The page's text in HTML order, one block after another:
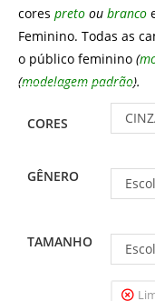
cores preto ou branco
Feminino. Todas as
o público feminino (
(modelagem padrão).
CORES
GÊNERO
TAMANHO